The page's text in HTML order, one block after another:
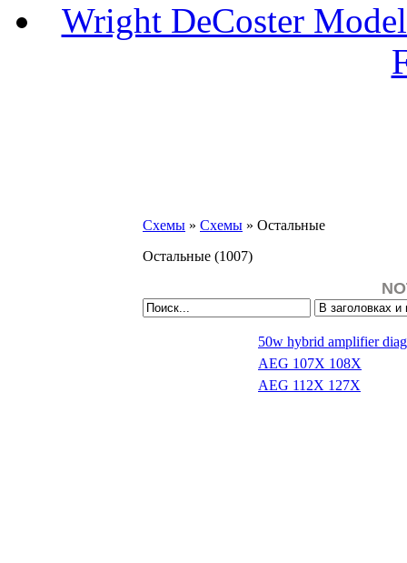
Wright DeCoster
Схемы » Схемы » Остальные
Остальные (1007)
50w hybrid amplifier
AEG 107X 108X
AEG 112X 127X